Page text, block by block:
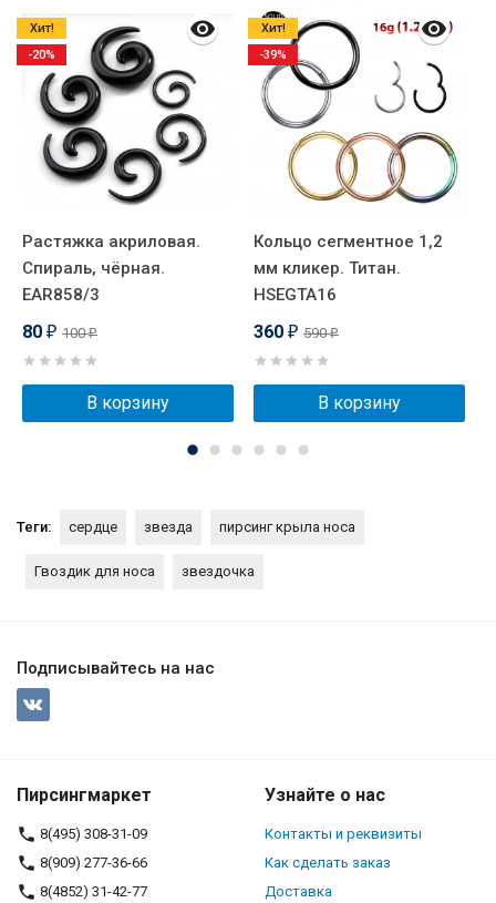
Растяжка акриловая.
Спираль, чёрная.
EAR858/3
80 ₽ 100₽
В корзину
Хит!
-20%
Кольцо сегментное 1,2
мм кликер. Титан.
HSEGTA16
360 ₽ 590₽
В корзину
Хит!
-39%
Теги: сердце звезда пирсинг крыла носа
Гвоздик для носа звездочка
Подписывайтесь на нас
Пирсингмаркет
8(495) 308-31-09
8(909) 277-36-66
8(4852) 31-42-77
Узнайте о нас
Контакты и реквизиты
Как сделать заказ
Доставка